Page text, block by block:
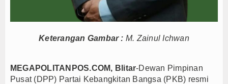
Bupati Barito Utara Hadiri Rakor Pemerintahan
Kaji Tiru ke Bantul, Pemkab Barito Utara Dalami
Operasi Laut Gabungan Sita 1,3 Ton Ketamine,
Keterangan Gambar : M. Zainul Ichwan
MEGAPOLITANPOS.COM, Blitar-Dewan Pimpinan
Pusat (DPP) Partai Kebangkitan Bangsa (PKB) resmi